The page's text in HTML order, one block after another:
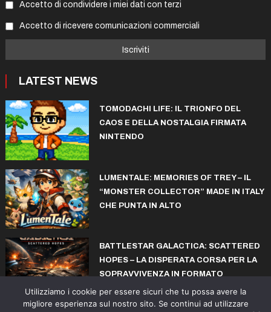
Accetto di condividere i miei dati con terzi
Accetto di ricevere comunicazioni commerciali
LATEST NEWS
TOMODACHI LIFE: IL TRIONFO DEL
CAOS E DELLA NOSTALGIA FIRMATA
NINTENDO
LUMENTALE: MEMORIES OF TREY – IL
“MONSTER COLLECTOR” MADE IN ITALY
CHE PUNTA IN ALTO
BATTLESTAR GALACTICA: SCATTERED
HOPES – LA DISPERATA CORSA PER LA
SOPRAVVIVENZA IN FORMATO
ROGUELITE
Utilizziamo i cookie per essere sicuri che tu possa avere la
migliore esperienza sul nostro sito. Se continui ad utilizzare